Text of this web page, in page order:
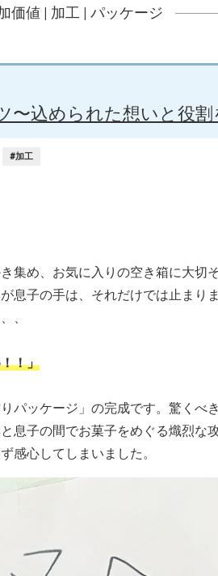
価値 | 加工 |パッケージ
〜込められた想いと役割
#加工
集め、お気に入りの空き箱に大切
息子の手は、それだけでは止まり
、
！」
パッケージ」の完成です。驚くべ
息子の間でお菓子をめぐる熾烈な
感心してしまいました。